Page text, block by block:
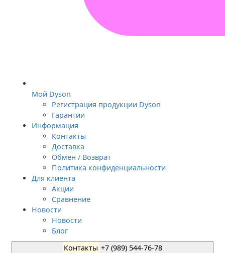
Мой Dyson
Регистрация продукции Dyson
Гарантии
Информация
Контакты
Доставка
Обмен / Возврат
Политика конфиденциальности
Для клиента
Акции
Сравнение
Новости
Новости
Блог
Контакты +7 (989) 544-76-78